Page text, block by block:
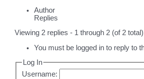
Author
Replies
Viewing 2 replies - 1 through 2 (of 2 total)
You must be logged in to reply to
Log In
Username: